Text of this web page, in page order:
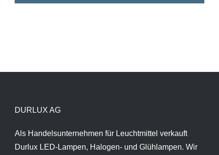
DURLUX AG
Als Handelsunternehmen für Leuchtmittel verkauft
Durlux LED-Lampen, Halogen- und Glühlampen. Wir